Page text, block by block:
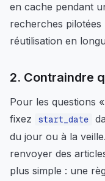
en cache pendant
recherches
réutilisation en
2. Contraindre
Pour les questions
fixez
start_date
du jour ou à la
renvoyer des
plus simple : une